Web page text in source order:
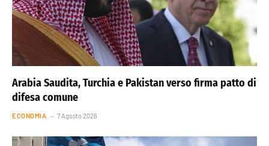
Arabia Saudita, Turchia e Pakistan verso firma patto di
difesa comune
ECONOMIA 7 Agosto 2026